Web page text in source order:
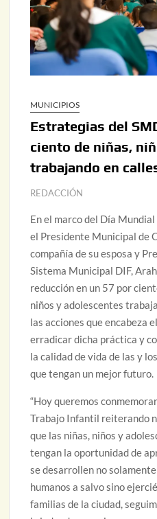
MUNICIPIOS
Estrategias del
ciento de niñas,
trabajando en
REDACCIÓN
En el marco del Día
el Presidente Municipal de
compañía de su esposa y
Sistema Municipal DIF,
reducción en un 57 por
niños y adolescentes
las acciones que encabeza
erradicar dicha práctica y
la calidad de vida de las y
que tengan un mejor futuro.
“Hoy queremos
Trabajo Infantil reiterando
que las niñas, niños y
tengan la oportunidad de
se desarrollen no
humanos a salvo sino
familias de la ciudad,